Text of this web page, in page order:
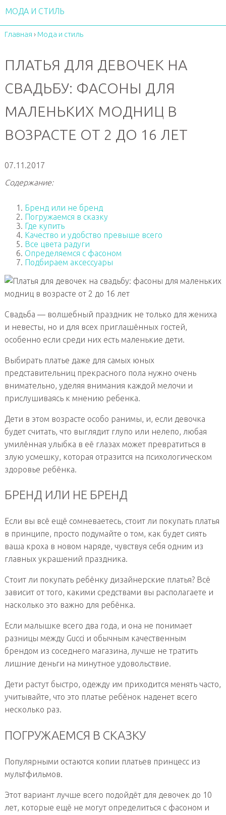
МОДА И СТИЛЬ
Главная › Мода и стиль
ПЛАТЬЯ ДЛЯ ДЕВОЧЕК НА
СВАДЬБУ: ФАСОНЫ ДЛЯ
МАЛЕНЬКИХ МОДНИЦ В
ВОЗРАСТЕ ОТ 2 ДО 16 ЛЕТ
07.11.2017
Содержание:
Бренд или не бренд
Погружаемся в сказку
Где купить
Качество и удобство превыше всего
Все цвета радуги
Определяемся с фасоном
Подбираем аксессуары
Свадьба — волшебный праздник не только для жениха
и невесты, но и для всех приглашённых гостей,
особенно если среди них есть маленькие дети.
Выбирать платье даже для самых юных
представительниц прекрасного пола нужно очень
внимательно, уделяя внимания каждой мелочи и
прислушиваясь к мнению ребенка.
Дети в этом возрасте особо ранимы, и, если девочка
будет считать, что выглядит глупо или нелепо, любая
умилённая улыбка в её глазах может превратиться в
злую усмешку, которая отразится на психологическом
здоровье ребёнка.
БРЕНД ИЛИ НЕ БРЕНД
Если вы всё ещё сомневаетесь, стоит ли покупать платья
в принципе, просто подумайте о том, как будет сиять
ваша кроха в новом наряде, чувствуя себя одним из
главных украшений праздника.
Стоит ли покупать ребёнку дизайнерские платья? Всё
зависит от того, какими средствами вы располагаете и
насколько это важно для ребёнка.
Если малышке всего два года, и она не понимает
разницы между Gucci и обычным качественным
брендом из соседнего магазина, лучше не тратить
лишние деньги на минутное удовольствие.
Дети растут быстро, одежду им приходится менять часто,
учитывайте, что это платье ребёнок наденет всего
несколько раз.
ПОГРУЖАЕМСЯ В СКАЗКУ
Популярными остаются копии платьев принцесс из
мультфильмов.
Этот вариант лучше всего подойдёт для девочек до 10
лет, которые ещё не могут определиться с фасоном и